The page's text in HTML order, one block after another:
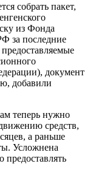
собрать пакет,
из Фонда
за последние
предоставляемые
документ
добавили
теперь нужно
средств,
а раньше
Усложнена